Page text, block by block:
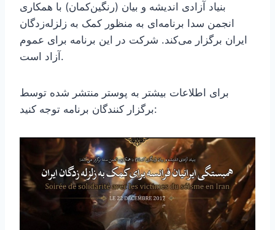
بنیاد آزادی اندیشه و بیان (رنگین‌کمان) با همکاری
انجمن سدا برنامه‌ای به منظور کمک به زلزله‌زدگان
ایران برگزار می‌کند. شرکت در این برنامه برای عموم
آزاد است.
برای اطلاعات بیشتر به پوستر منتشر شده توسط
برگزار کنندگان برنامه توجه کنید: